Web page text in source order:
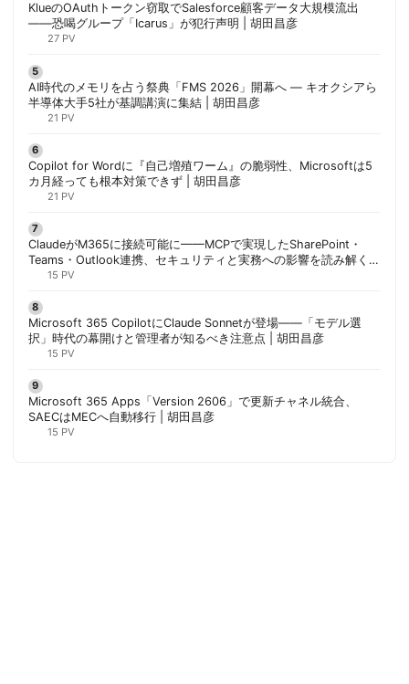
KlueのOAuthトークン窃取でSalesforce顧客データ大規模流出
——恐喝グループ「Icarus」が犯行声明 | 胡田昌彦
27 PV
AI時代のメモリを占う祭典「FMS 2026」開幕へ ― キオクシアら
半導体大手5社が基調講演に集結 | 胡田昌彦
21 PV
Copilot for Wordに『自己増殖ワーム』の脆弱性、Microsoftは5
カ月経っても根本対策できず | 胡田昌彦
21 PV
ClaudeがM365に接続可能に——MCPで実現したSharePoint・
Teams・Outlook連携、セキュリティと実務への影響を読み解く |
胡田昌彦
15 PV
Microsoft 365 CopilotにClaude Sonnetが登場——「モデル選
択」時代の幕開けと管理者が知るべき注意点 | 胡田昌彦
15 PV
Microsoft 365 Apps「Version 2606」で更新チャネル統合、
SAECはMECへ自動移行 | 胡田昌彦
15 PV